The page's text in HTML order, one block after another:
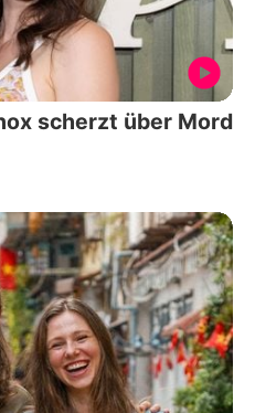
scherzt über Mord